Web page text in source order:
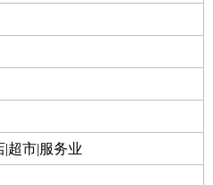
|超市|服务业